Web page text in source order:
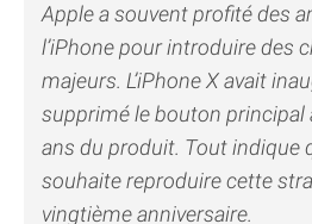
Apple a souvent profité des
l’iPhone pour introduire des
majeurs. L’iPhone X avait
supprimé le bouton principal
ans du produit. Tout indique
souhaite reproduire cette
vingtième anniversaire.